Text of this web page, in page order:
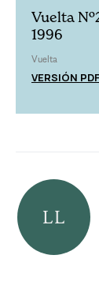
Vuelta
1996
Vuelta
VERSIÓN PDF